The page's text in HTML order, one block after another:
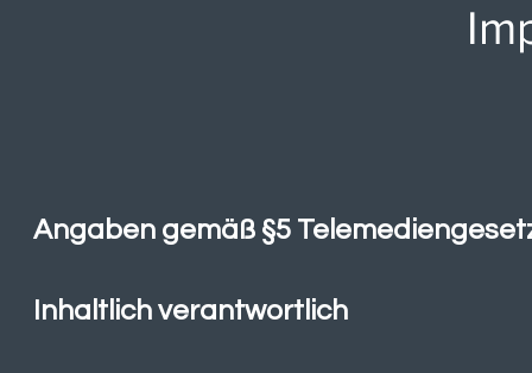
Angaben gemäß §5
Inhaltlich verantwortlich